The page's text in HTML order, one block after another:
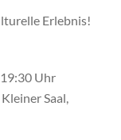
Erlebnis!
Uhr
Saal,